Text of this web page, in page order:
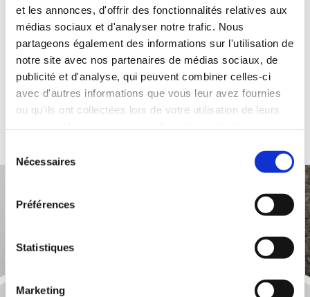
et les annonces, d'offrir des fonctionnalités relatives aux
médias sociaux et d'analyser notre trafic. Nous
partageons également des informations sur l'utilisation de
notre site avec nos partenaires de médias sociaux, de
publicité et d'analyse, qui peuvent combiner celles-ci
avec d'autres informations que vous leur avez fournies
ou qu'ils ont collectées lors de votre utilisation de leurs
moment votre décision concernant les cookies inutiles.
Nécessaires
Préférences
Statistiques
Marketing
Téléchargements sur le produit
Afficher les téléchargements